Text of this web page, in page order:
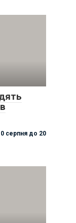
серпня до 20